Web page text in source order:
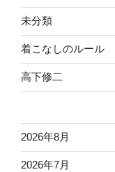
未分類
着こなしのルール
高下修二
2026年8月
2026年7月